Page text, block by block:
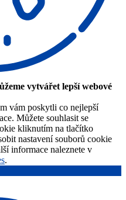
vytvářet lepší webové
vám poskytli co nejlepší
Můžete souhlasit se
kliknutím na tlačítko
nastavení souborů cookie
informace naleznete v
.